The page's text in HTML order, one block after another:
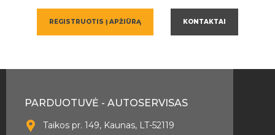
REGISTRUOTIS Į APŽIŪRĄ KONTAKTAI
PARDUOTUVĖ - AUTOSERVISAS
Taikos pr. 149, Kaunas, LT-52119